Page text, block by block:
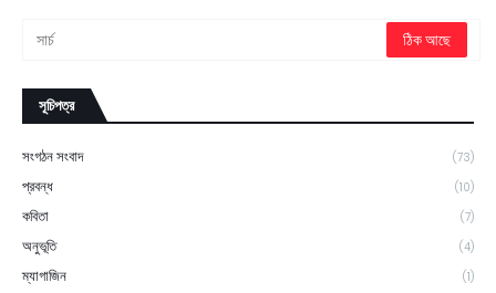
সূচিপত্র
সংগঠন সংবাদ (73)
প্রবন্ধ (10)
কবিতা (7)
অনুভূতি (4)
ম্যাগাজিন (1)